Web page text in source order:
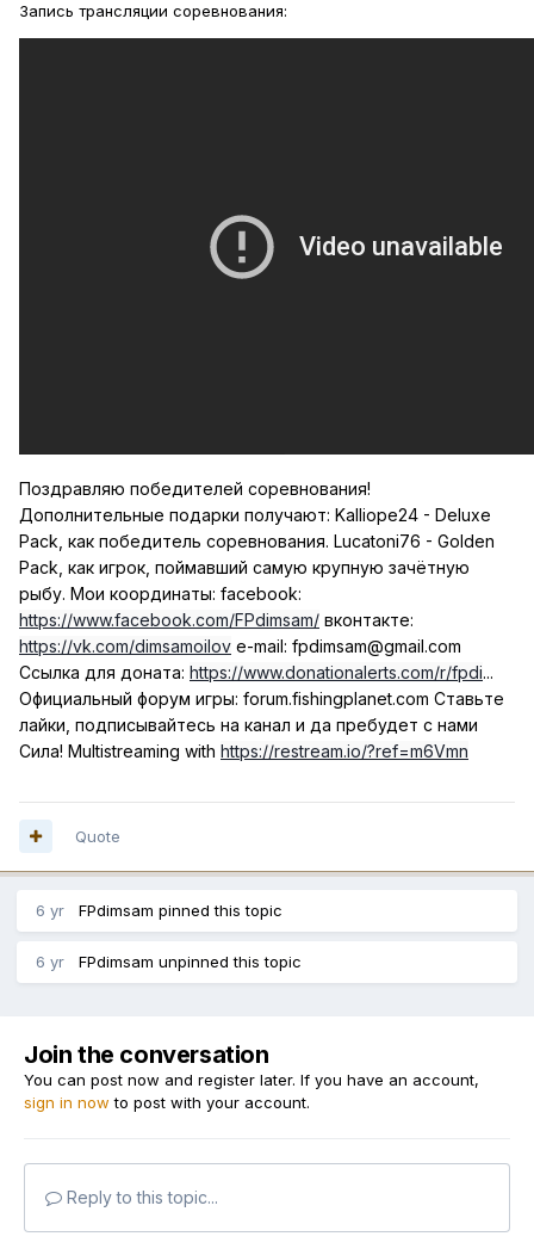
Запись трансляции соревнования:
Поздравляю победителей соревнования!
Дополнительные подарки получают: Kalliope24 - Deluxe
Pack, как победитель соревнования. Lucatoni76 - Golden
Pack, как игрок, поймавший самую крупную зачётную
рыбу. Мои координаты: facebook:
https://www.facebook.com/FPdimsam/ вконтакте:
https://vk.com/dimsamoilov e-mail: fpdimsam@gmail.com
Ссылка для доната: https://www.donationalerts.com/r/fpdi...
Официальный форум игры: forum.fishingplanet.com Ставьте
лайки, подписывайтесь на канал и да пребудет с нами
Сила! Multistreaming with https://restream.io/?ref=m6Vmn
Quote
6 yr FPdimsam pinned this topic
6 yr FPdimsam unpinned this topic
Join the conversation
You can post now and register later. If you have an account,
sign in now to post with your account.
Reply to this topic...